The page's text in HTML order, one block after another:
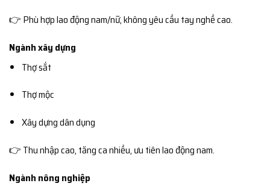
👉 Phù hợp lao động nam/nữ, không yêu cầu tay nghề cao.
Ngành xây dựng
Thợ sắt
Thợ mộc
Xây dựng dân dụng
👉 Thu nhập cao, tăng ca nhiều, ưu tiên lao động nam.
Ngành nông nghiệp